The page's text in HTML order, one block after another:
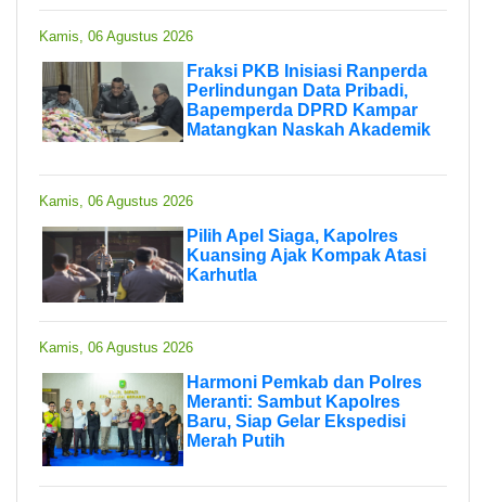
Kamis, 06 Agustus 2026
Fraksi PKB Inisiasi Ranperda
Perlindungan Data Pribadi,
Bapemperda DPRD Kampar
Matangkan Naskah Akademik
Kamis, 06 Agustus 2026
Pilih Apel Siaga, Kapolres
Kuansing Ajak Kompak Atasi
Karhutla
Kamis, 06 Agustus 2026
Harmoni Pemkab dan Polres
Meranti: Sambut Kapolres
Baru, Siap Gelar Ekspedisi
Merah Putih